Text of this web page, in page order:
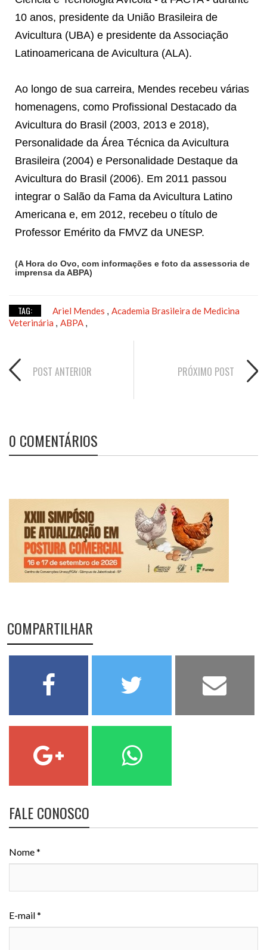
10 anos, presidente da União Brasileira de
Avicultura (UBA) e presidente da Associação
Latinoamericana de Avicultura (ALA).
Ao longo de sua carreira, Mendes recebeu várias
homenagens, como Profissional Destacado da
Avicultura do Brasil (2003, 2013 e 2018),
Personalidade da Área Técnica da Avicultura
Brasileira (2004) e Personalidade Destaque da
Avicultura do Brasil (2006). Em 2011 passou
integrar o Salão da Fama da Avicultura Latino
Americana e, em 2012, recebeu o título de
Professor Emérito da FMVZ da UNESP.
(A Hora do Ovo, com informações e foto da assessoria de
imprensa da ABPA)
TAG: Ariel Mendes , Academia Brasileira de Medicina
Veterinária , ABPA ,
POST ANTERIOR PRÓXIMO POST
0 COMENTÁRIOS
COMPARTILHAR
FALE CONOSCO
Nome *
E-mail *